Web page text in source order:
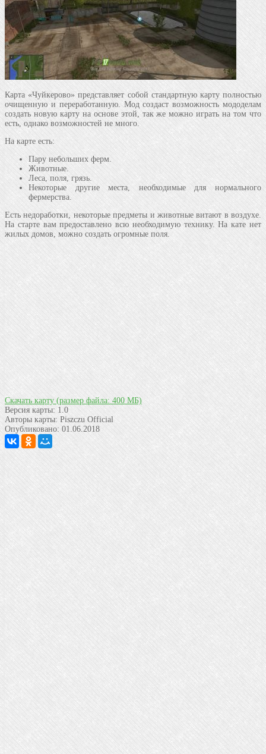
Карта «Чуйкерово» представляет собой стандартную карту полностью
очищенную и переработанную. Мод создаст возможность мододелам
создать новую карту на основе этой, так же можно играть на том что
есть, однако возможностей не много.
На карте есть:
Пару небольших ферм.
Животные.
Леса, поля, грязь.
Некоторые другие места, необходимые для нормального
фермерства.
Есть недоработки, некоторые предметы и животные витают в воздухе.
На старте вам предоставлено всю необходимую технику. На кате нет
жилых домов, можно создать огромные поля.
Скачать карту (размер файла: 400 МБ)
Версия карты: 1.0
Авторы карты: Piszczu Official
Опубликовано: 01.06.2018